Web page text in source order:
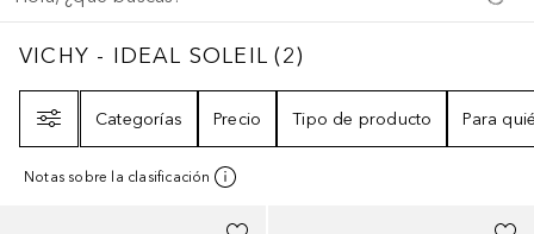
VICHY - IDEAL SOLEIL2
VICHY - IDEAL SOLEIL (2)
Categorías
Precio Tipo de producto Para
Notas sobre la clasificación